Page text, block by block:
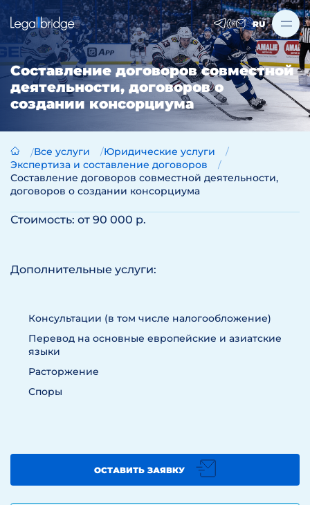
RU
Составление договоров совместной
деятельности, договоров о
создании консорциума
Все услуги
Юридические услуги
Экспертиза и составление договоров
Составление договоров совместной деятельности,
договоров о создании консорциума
Стоимость: от 90 000 р.
Дополнительные услуги:
Консультации (в том числе налогообложение)
Перевод на основные европейские и азиатские
языки
Расторжение
Споры
ОСТАВИТЬ ЗАЯВКУ